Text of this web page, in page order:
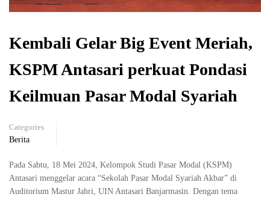
Kembali Gelar Big Event Meriah,
KSPM Antasari perkuat Pondasi
Keilmuan Pasar Modal Syariah
Categories
Berita
Pada Sabtu, 18 Mei 2024, Kelompok Studi Pasar Modal (KSPM)
Antasari menggelar acara “Sekolah Pasar Modal Syariah Akbar” di
Auditorium Mastur Jahri, UIN Antasari Banjarmasin. Dengan tema